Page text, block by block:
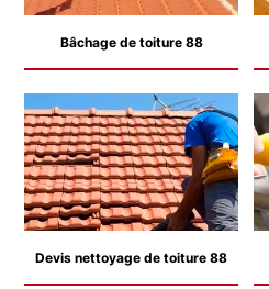
Bâchage de toiture 88
Devis nettoyage de toiture 88